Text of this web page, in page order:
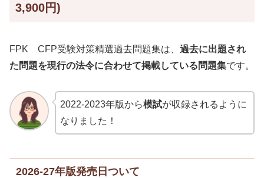
3,900円)
FPK CFP受験対策精選過去問題集は、 過去に出題され
た問題を現行の法令に合わせて掲載している問題集です。
2022-2023年版から模試が収録されるように
なりました！
2026-27年版発売日ついて